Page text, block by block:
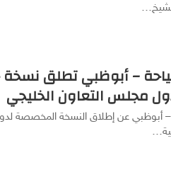
– أبوظبي تطلق نسخة
مجلس التعاون الخليجي
– أبوظبي عن إطلاق النسخة المخصصة